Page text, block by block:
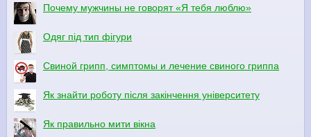
Почему мужчины не говорят «Я тебя люблю»
Одяг під тип фігури
Свиной грипп, симптомы и лечение свиного гриппа
Як знайти роботу після закінчення університету
Як правильно мити вікна